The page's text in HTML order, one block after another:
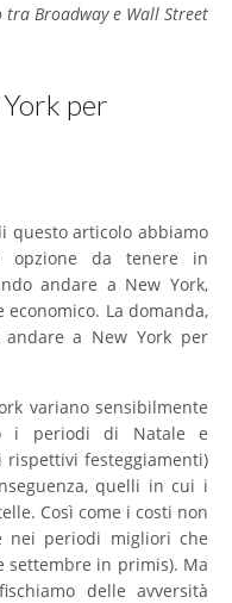
tra Broadway e Wall Street
per
questo articolo abbiamo
opzione da tenere in
andare a New York,
La domanda,
a New York per
variano sensibilmente
i periodi di Natale e
rispettivi festeggiamenti)
quelli in cui i
Così come i costi non
nei periodi migliori che
settembre in primis). Ma
delle avversità